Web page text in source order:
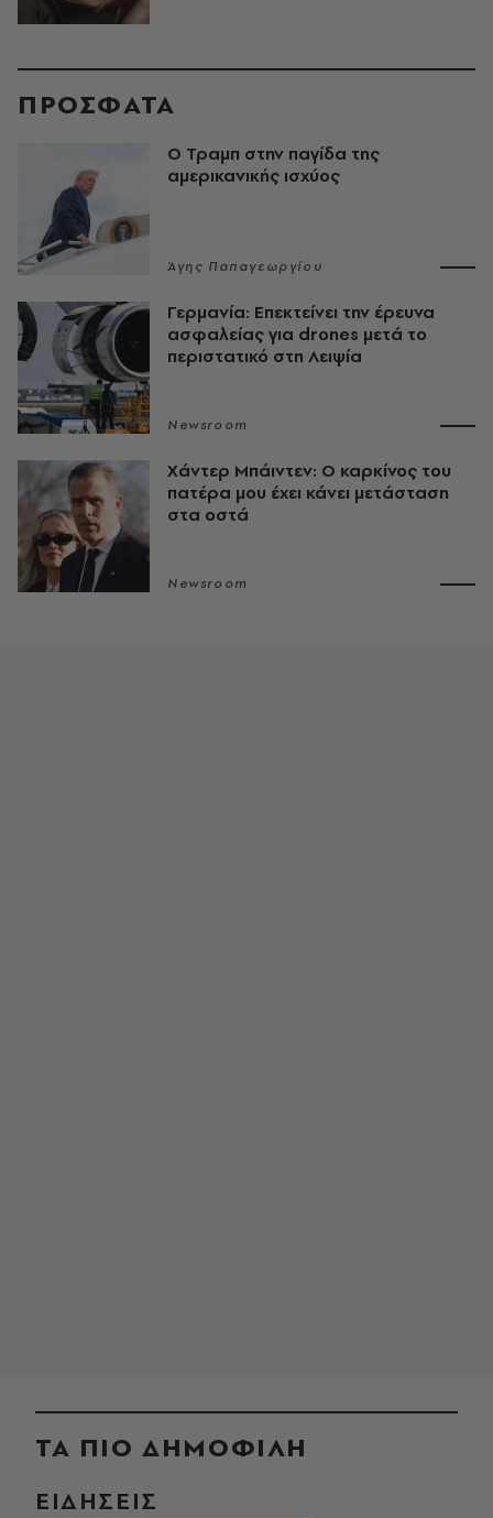
ΠΡΟΣΦΑΤΑ
Ο Τραμπ στην παγίδα της
αμερικανικής ισχύος
Άγης Παπαγεωργίου
Γερμανία: Επεκτείνει την έρευνα
ασφαλείας για drones μετά το
περιστατικό στη Λειψία
Newsroom
Χάντερ Μπάιντεν: Ο καρκίνος του
πατέρα μου έχει κάνει μετάσταση
στα οστά
Newsroom
ΤΑ ΠΙΟ ΔΗΜΟΦΙΛΗ
ΕΙΔΗΣΕΙΣ